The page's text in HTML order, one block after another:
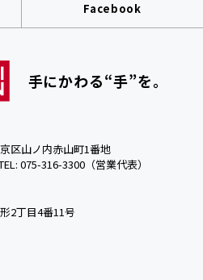
Facebook
手にかわる“手”を。
区山ノ内赤山町1番地
075-316-3300（営業代表）
2丁目4番11号